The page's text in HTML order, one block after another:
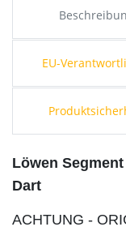
EU-
Löwen
Dart
ACHTUNG -